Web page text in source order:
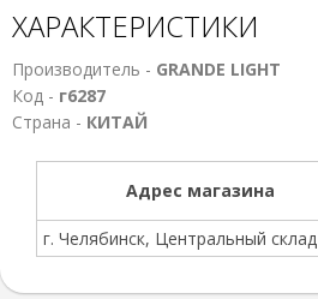
ХАРАКТЕРИСТИКИ
Производитель - GRANDE LIGHT
Код - г6287
Страна - КИТАЙ
Адрес магазина
г. Челябинск, Центральный склад